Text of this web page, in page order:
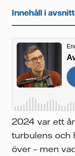
Innehåll i
2024 var ett
turbulens och
över – men